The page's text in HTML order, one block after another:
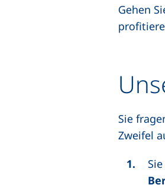
Gehen
Sie
Zweifel